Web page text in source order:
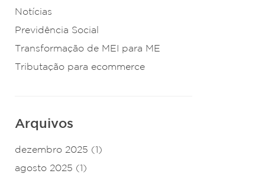
Notícias
Previdência Social
Transformação de MEI para ME
Tributação para ecommerce
Arquivos
dezembro 2025 (1)
agosto 2025 (1)